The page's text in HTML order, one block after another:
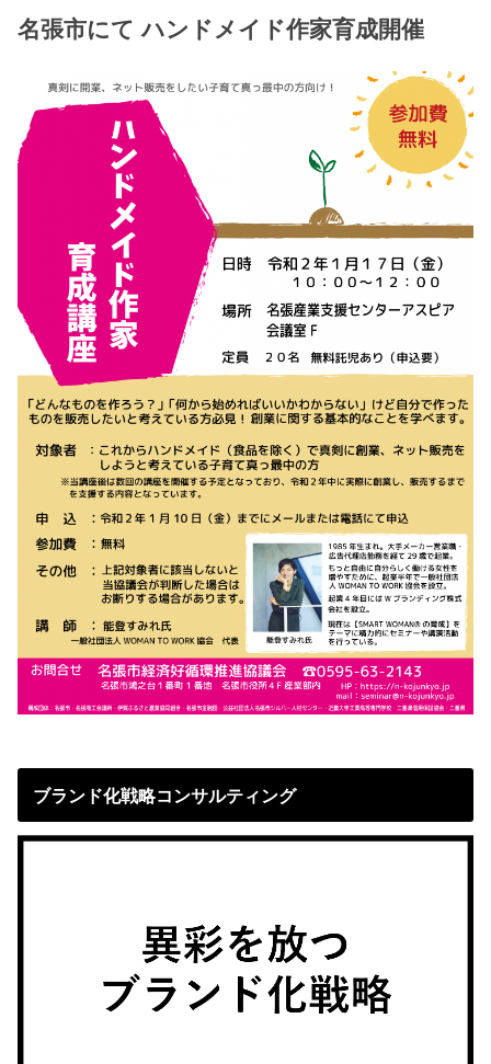
名張市にて ハンドメイド作家育成開催
ブランド化戦略コンサルティング